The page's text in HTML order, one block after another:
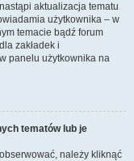
aktualizacja tematu
użytkownika – w
temacie bądź forum
zakładek i
panelu użytkownika na
tematów lub je
należy kliknąć